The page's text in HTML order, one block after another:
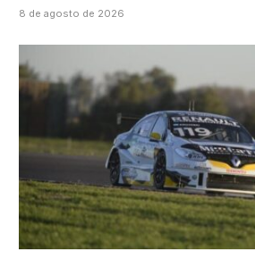
8 de agosto de 2026